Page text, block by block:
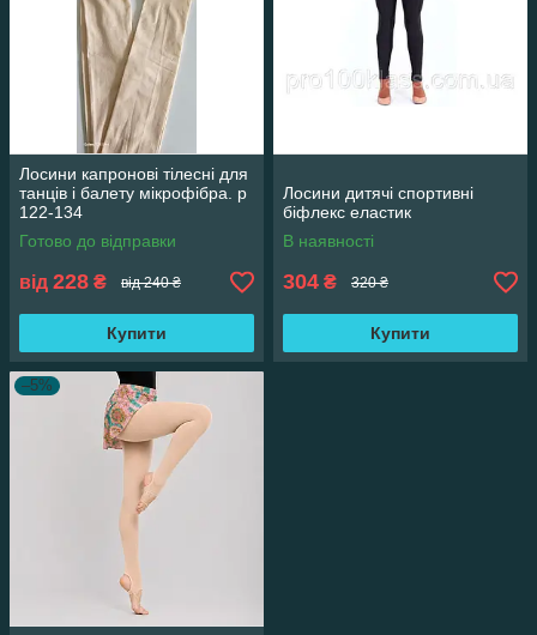
Лосини капронові тілесні для
танців і балету мікрофібра. р
122-134
Готово до відправки
від 228 ₴ від 240 ₴
Купити
Лосини дитячі спортивні
біфлекс еластик
В наявності
304 ₴ 320 ₴
Купити
–5%